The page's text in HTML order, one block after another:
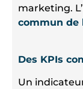
marketing.
commun de
Des KPIs
Un